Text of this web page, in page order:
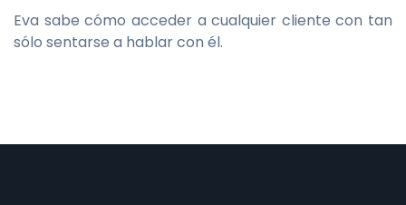
Eva sabe cómo acceder a cualquier cliente con tan
sólo sentarse a hablar con él.